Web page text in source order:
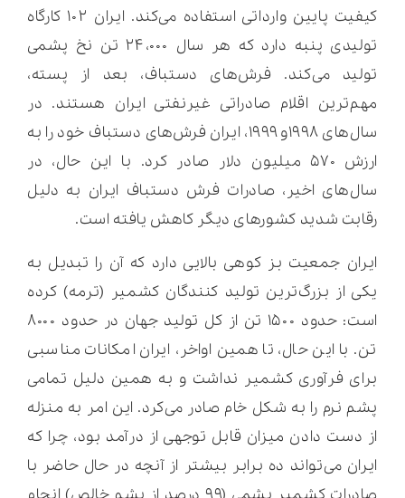
کیفیت پایین وارداتی استفاده می‌کند. ایران ۱۰۲ کارگاه
تولیدی پنبه دارد که هر سال ۲۴،۰۰۰ تن نخ پشمی
تولید می‌کند. فرش‌های دستباف، بعد از پسته،
مهم‌ترین اقلام صادراتی غیرنفتی ایران هستند. در
سال‌های ۱۹۹۸و ۱۹۹۹، ایران فرش‌های دستباف خود را به
ارزش ۵۷۰ میلیون دلار صادر کرد. با این حال، در
سال‌های اخیر، صادرات فرش دستباف ایران به دلیل
رقابت شدید کشورهای دیگر کاهش یافته است.
ایران جمعیت بز کوهی بالایی دارد که آن را تبدیل به
یکی از بزرگ‌ترین تولید کنندگان کشمیر (ترمه) کرده
است: حدود ۱۵۰۰ تن از کل تولید جهان در حدود ۸۰۰۰
تن. با این حال، تا همین اواخر، ایران امکانات مناسبی
برای فرآوری کشمیر نداشت و به همین دلیل تمامی
پشم نرم را به شکل خام صادر می‌کرد. این امر به منزله
از دست دادن میزان قابل توجهی از درآمد بود، چرا که
ایران می‌تواند ده برابر بیشتر از آنچه در حال حاضر با